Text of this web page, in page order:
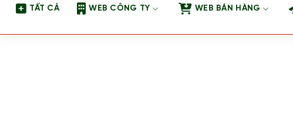
TẤT CẢ WEB CÔNG TY WEB BÁN HÀNG